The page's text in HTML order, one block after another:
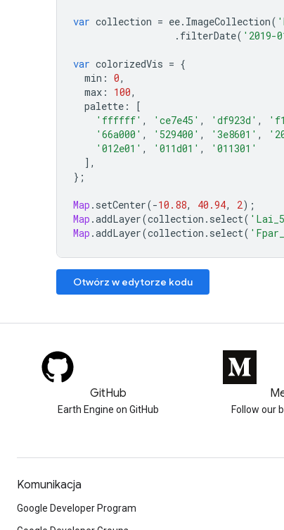
var collection = ee. ImageCollection(
. filterDate( '2019-
var colorizedVis = {
min : 0,
max : 100,
palette :
[
'ffffff' , 'ce7e45' , 'df923d' ,
'66a000' , '529400' , '3e8601' ,
'012e01' , '011d01' ,
'011301'
],
};
Map . setCenter(-10.88, 40.94, 2);
Map .addLayer(collection . select(
Map .addLayer(collection . select(
Otwórz w edytorze kodu
GitHub
Earth Engine on GitHub Follow our
Komunikacja
Google Developer Program